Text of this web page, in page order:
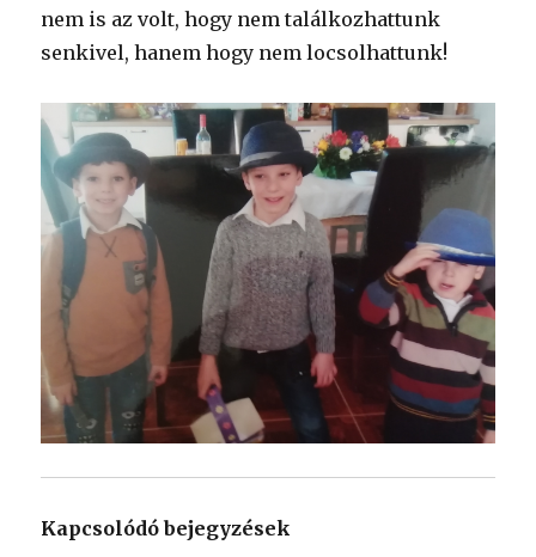
nem is az volt, hogy nem találkozhattunk
senkivel, hanem hogy nem locsolhattunk!
Kapcsolódó bejegyzések